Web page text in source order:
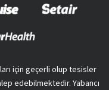
için geçerli olup tesisler
edebilmektedir. Yabancı